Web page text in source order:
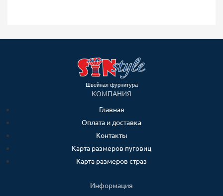
Швейная фурнитура
КОМПАНИЯ
Главная
Оплата и доставка
Контакты
Карта размеров пуговиц
Карта размеров страз
Информация